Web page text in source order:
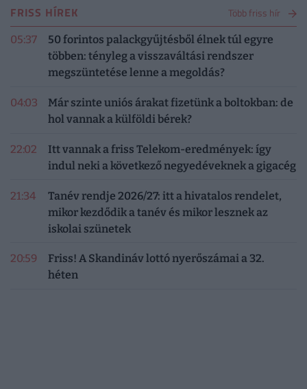
FRISS HÍREK Több friss hír
05:37
50 forintos palackgyűjtésből élnek túl egyre
többen: tényleg a visszaváltási rendszer
megszüntetése lenne a megoldás?
04:03
Már szinte uniós árakat fizetünk a boltokban: de
hol vannak a külföldi bérek?
22:02
Itt vannak a friss Telekom-eredmények: így
indul neki a következő negyedéveknek a gigacég
21:34
Tanév rendje 2026/27: itt a hivatalos rendelet,
mikor kezdődik a tanév és mikor lesznek az
iskolai szünetek
20:59
Friss! A Skandináv lottó nyerőszámai a 32.
héten